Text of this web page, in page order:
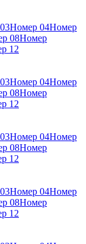
Номер 04Номер
08Номер
12
Номер 04Номер
08Номер
12
Номер 04Номер
08Номер
12
Номер 04Номер
08Номер
12